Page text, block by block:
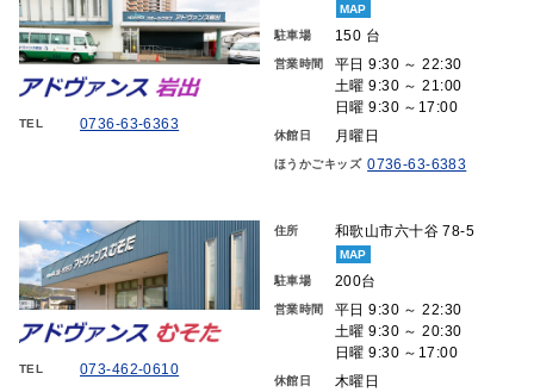
TEL 0736-63-6363
MAP
駐車場 150 台
営業時間
平日 9:30 ～ 22:30
土曜 9:30 ～ 21:00
日曜 9:30 ～17:00
休館日 月曜日
ほうかごキッズ 0736-63-6383
TEL 073-462-0610
住所 和歌山市六十谷 78-5
MAP
駐車場 200台
営業時間
平日 9:30 ～ 22:30
土曜 9:30 ～ 20:30
日曜 9:30 ～17:00
休館日 木曜日